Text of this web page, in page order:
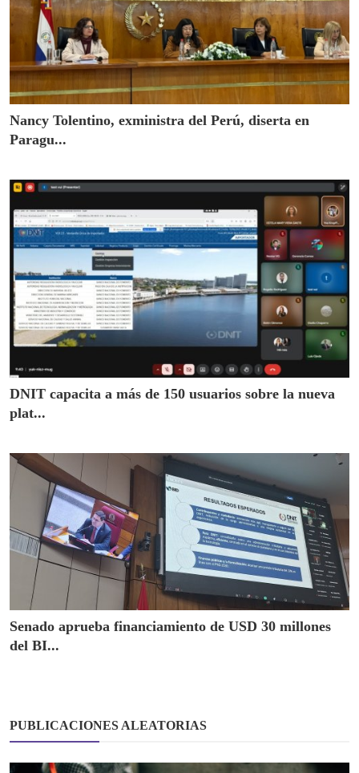
Nancy Tolentino, exministra del Perú, diserta en
Paragu...
DNIT capacita a más de 150 usuarios sobre la nueva
plat...
Senado aprueba financiamiento de USD 30 millones
del BI...
PUBLICACIONES ALEATORIAS